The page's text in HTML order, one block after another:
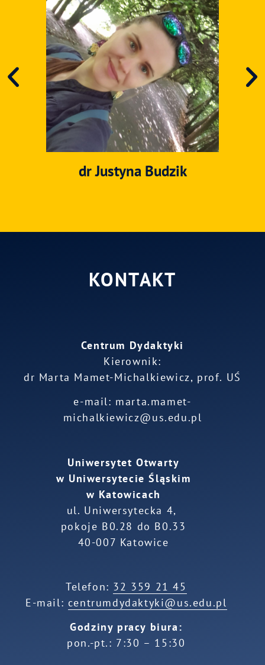
dr Justyna Budzik
KONTAKT
Centrum Dydaktyki
Kierownik:
dr Marta Mamet-Michalkiewicz, prof. UŚ
e-mail: marta.mamet-
michalkiewicz@us.edu.pl
Uniwersytet Otwarty
w Uniwersytecie Śląskim
w Katowicach
ul. Uniwersytecka 4,
pokoje B0.28 do B0.33
40-007 Katowice
Telefon: 32 359 21 45
E-mail: centrumdydaktyki@us.edu.pl
Godziny pracy biura:
pon.-pt.: 7:30 – 15:30